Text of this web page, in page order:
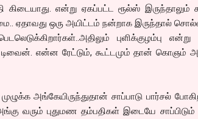
கிடையாது. என்று ஏகப்பட்ட ரூல்ஸ் இருந்தாலும்
ஏதாவது ஒரு அயிட்டம் நன்றாக இருந்தால்
புளிக்குழம்பு என்று
டிவைன். என்ன ரேட்டும், கூட்டமும் தான் கொஞம்
அங்கேயிருந்துதான் சாப்பாடு பார்சல்
வரும் புதுமண தம்பதிகள் இடையே